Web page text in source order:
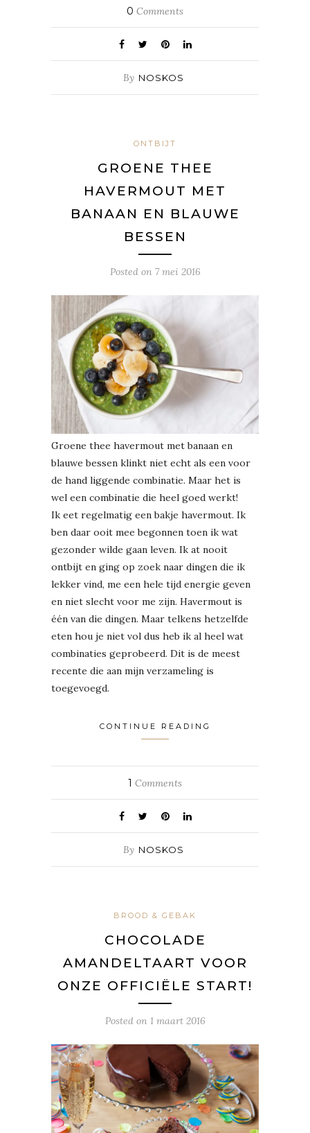
0 Comments
By NOSKOS
ONTBIJT
GROENE THEE
HAVERMOUT MET
BANAAN EN BLAUWE
BESSEN
Posted on 7 mei 2016
Groene thee havermout met banaan en
blauwe bessen klinkt niet echt als een voor
de hand liggende combinatie. Maar het is
wel een combinatie die heel goed werkt!
Ik eet regelmatig een bakje havermout. Ik
ben daar ooit mee begonnen toen ik wat
gezonder wilde gaan leven. Ik at nooit
ontbijt en ging op zoek naar dingen die ik
lekker vind, me een hele tijd energie geven
en niet slecht voor me zijn. Havermout is
één van die dingen. Maar telkens hetzelfde
eten hou je niet vol dus heb ik al heel wat
combinaties geprobeerd. Dit is de meest
recente die aan mijn verzameling is
toegevoegd.
CONTINUE READING
1 Comments
By NOSKOS
BROOD & GEBAK
CHOCOLADE
AMANDELTAART VOOR
ONZE OFFICIËLE START!
Posted on 1 maart 2016